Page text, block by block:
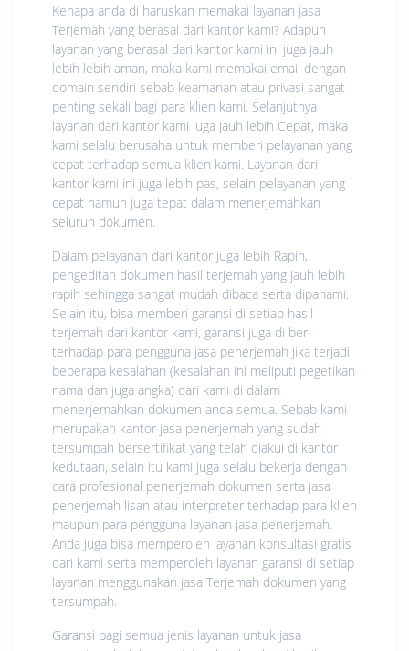
Kenapa anda di haruskan memakai layanan jasa
Terjemah yang berasal dari kantor kami? Adapun
layanan yang berasal dari kantor kami ini juga jauh
lebih lebih aman, maka kami memakai email dengan
domain sendiri sebab keamanan atau privasi sangat
penting sekali bagi para klien kami. Selanjutnya
layanan dari kantor kami juga jauh lebih Cepat, maka
kami selalu berusaha untuk memberi pelayanan yang
cepat terhadap semua klien kami. Layanan dari
kantor kami ini juga lebih pas, selain pelayanan yang
cepat namun juga tepat dalam menerjemahkan
seluruh dokumen.
Dalam pelayanan dari kantor juga lebih Rapih,
pengeditan dokumen hasil terjemah yang jauh lebih
rapih sehingga sangat mudah dibaca serta dipahami.
Selain itu, bisa memberi garansi di setiap hasil
terjemah dari kantor kami, garansi juga di beri
terhadap para pengguna jasa penerjemah jika terjadi
beberapa kesalahan (kesalahan ini meliputi pegetikan
nama dan juga angka) dari kami di dalam
menerjemahkan dokumen anda semua. Sebab kami
merupakan kantor jasa penerjemah yang sudah
tersumpah bersertifikat yang telah diakui di kantor
kedutaan, selain itu kami juga selalu bekerja dengan
cara profesional penerjemah dokumen serta jasa
penerjemah lisan atau interpreter terhadap para klien
maupun para pengguna layanan jasa penerjemah.
Anda juga bisa memperoleh layanan konsultasi gratis
dari kami serta memperoleh layanan garansi di setiap
layanan menggunakan jasa Terjemah dokumen yang
tersumpah.
Garansi bagi semua jenis layanan untuk jasa